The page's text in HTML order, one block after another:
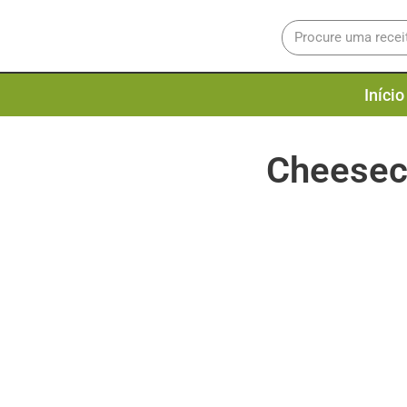
Início